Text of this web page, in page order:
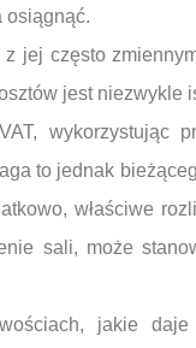
osiągnąć.
jej często
jest niezwykle
wykorzystując
to jednak
właściwe
sali, może
jakie daje